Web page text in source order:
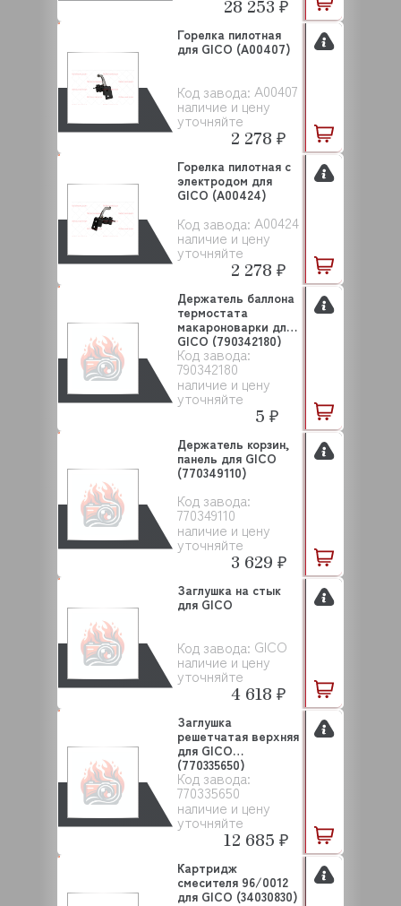
28 253 ₽
Код завода: A00407
наличие и цену
уточняйте
Горелка пилотная
для GICO (A00407)
2 278 ₽
Код завода: A00424
наличие и цену
уточняйте
Горелка пилотная с
электродом для
GICO (A00424)
2 278 ₽
Код завода:
790342180
наличие и цену
уточняйте
Держатель баллона
термостата
макароноварки для
GICO (790342180)
5 ₽
Код завода:
770349110
наличие и цену
уточняйте
Держатель корзин,
панель для GICO
(770349110)
3 629 ₽
Код завода: GICO
наличие и цену
уточняйте
Заглушка на стык
для GICO
4 618 ₽
Код завода:
770335650
наличие и цену
уточняйте
Заглушка
решетчатая верхняя
для GICO
(770335650)
12 685 ₽
Картридж
смесителя 96/0012
для GICO (34030830)